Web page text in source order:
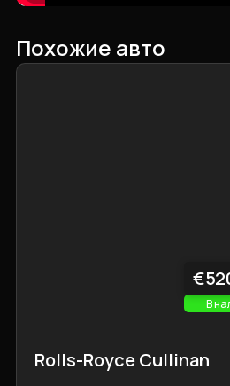
Похожие авто
В
Rolls-Royce Cullinan